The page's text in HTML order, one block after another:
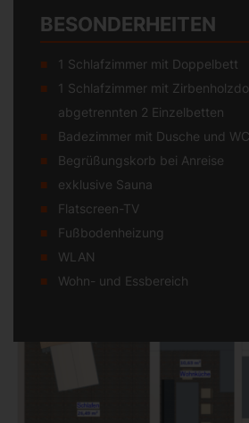
BESONDERHEITEN
1 Schlafzimmer mit Doppelbett
1 Schlafzimmer mit
abgetrennten 2 Einzelbetten
Badezimmer mit Dusche und WC
Begrüßungskorb bei Anreise
exklusive Sauna
Flatscreen-TV
Fußbodenheizung
WLAN
Wohn- und Essbereich